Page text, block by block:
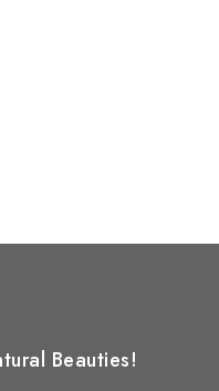
Beauties!